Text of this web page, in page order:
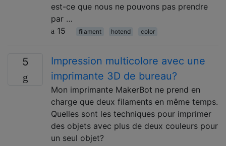
est-ce que nous ne pouvons pas prendre
par …
15
filament hotend color
5
Impression multicolore avec une
imprimante 3D de bureau?
Mon imprimante MakerBot ne prend en
charge que deux filaments en même temps.
Quelles sont les techniques pour imprimer
des objets avec plus de deux couleurs pour
un seul objet?